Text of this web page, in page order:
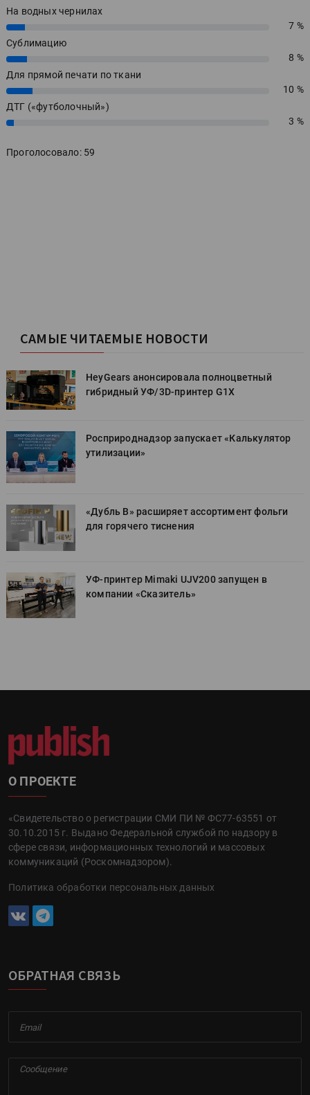
На водных чернилах
7%
7 %
Сублимацию
8%
8 %
Для прямой печати по ткани
10%
10 %
ДТГ («футболочный»)
3% 3 %
Проголосовало: 59
САМЫЕ ЧИТАЕМЫЕ НОВОСТИ
HeyGears анонсировала полноцветный
гибридный УФ/3D-принтер G1X
Росприроднадзор запускает «Калькулятор
утилизации»
«Дубль В» расширяет ассортимент фольги
для горячего тиснения
УФ-принтер Mimaki UJV200 запущен в
компании «Сказитель»
О ПРОЕКТЕ
«Свидетельство о регистрации СМИ ПИ № ФС77-63551 от
30.10.2015 г. Выдано Федеральной службой по надзору в
сфере связи, информационных технологий и массовых
коммуникаций (Роскомнадзором).
Политика обработки персональных данных
ОБРАТНАЯ СВЯЗЬ